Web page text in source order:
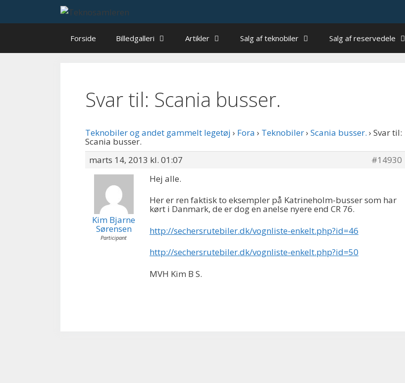
Forside Billedgalleri Artikler Salg af teknobiler Salg af reservedele
Svar til: Scania busser.
Teknobiler og andet gammelt legetøj › Fora › Teknobiler› Scania busser. › Svar til:
Scania busser.
marts 14, 2013 kl. 01:07
#14930
Kim Bjarne
Sørensen
Participant
Hej alle.
Her er ren faktisk to eksempler på Katrineholm-busser som har
kørt i Danmark, de er dog en anelse nyere end CR 76.
http://sechersrutebiler.dk/vognliste-enkelt.php?id=46
http://sechersrutebiler.dk/vognliste-enkelt.php?id=50
MVH Kim B S.